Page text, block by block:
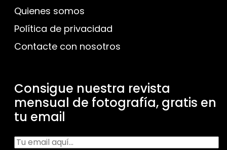
Quienes somos
Política de privacidad
Contacte con nosotros
Consigue nuestra revista
mensual de fotografía, gratis en
tu email